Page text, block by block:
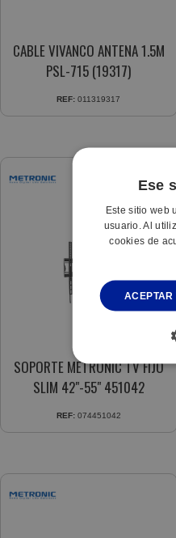
CABLE VIVANCO ANTENA 1.5M
PSL-715 (19317)
REF: 011319317
SOPORTE METRONIC TV FIJO
SLIM 42"-55" 451042
REF: 074451042
Ese
Este sitio web
usuario. Al
cookies de
ACEPTAR